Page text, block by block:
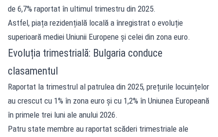
de 6,7% raportat în ultimul trimestru din 2025.
Astfel, piața rezidențială locală a înregistrat o evoluție
superioară mediei Uniunii Europene și celei din zona euro.
Evoluția trimestrială: Bulgaria conduce
clasamentul
Raportat la trimestrul al patrulea din 2025, prețurile locuințelor
au crescut cu 1% în zona euro și cu 1,2% în Uniunea Europeană
în primele trei luni ale anului 2026.
Patru state membre au raportat scăderi trimestriale ale